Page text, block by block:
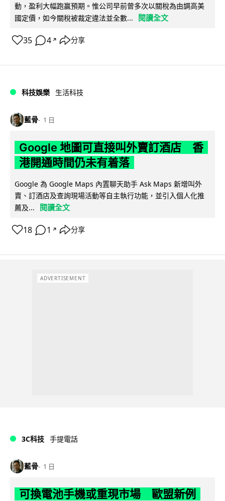
動，盈利大幅跑贏預期。惟公司早前曾多次以關稅為由調高美
國定價，如今關稅被裁定違法並全數...
閱讀全文
35 4 ↗ 分享
科技娛樂 生活科技
藍骨 1 日
Google 地圖可直接叫外賣訂酒店 香
港開通時間仍未有着落
Google 為 Google Maps 內置聊天助手 Ask Maps 新增叫外
賣、訂酒店及查詢現場活動等自主執行功能，並引入個人化推
薦及...
閱讀全文
18 1 ↗ 分享
ADVERTISEMENT
3C科技 手提電話
藍骨 1 日
可換電池手機或重現市場 歐盟新例